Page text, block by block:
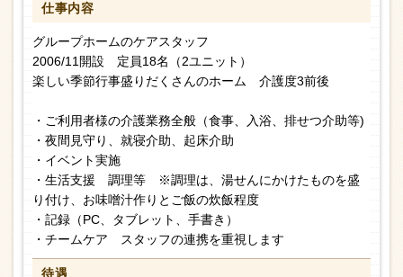
仕事内容
グループホームのケアスタッフ
2006/11開設 定員18名（2ユニット）
楽しい季節行事盛りだくさんのホーム 介護度3前後
・ご利用者様の介護業務全般（食事、入浴、排せつ介助等)
・夜間見守り、就寝介助、起床介助
・イベント実施
・生活支援 調理等 ※調理は、湯せんにかけたものを盛
り付け、お味噌汁作りとご飯の炊飯程度
・記録（PC、タブレット、手書き）
・チームケア スタッフの連携を重視します
待遇